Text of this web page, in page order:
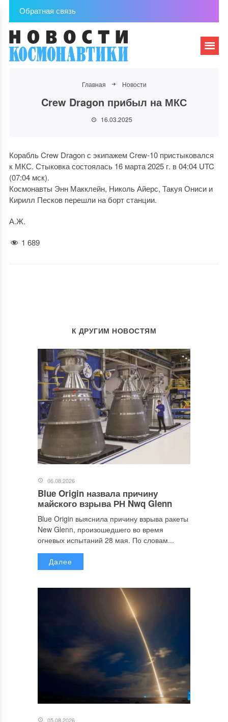
Обратная связь
Главная Новости
Crew Dragon прибыл на МКС
16.03.2025
Корабль Crew Dragon с экипажем Crew-10 пристыковался
к МКС. Стыковка состоялась 16 марта 2025 г. в 04:04 UTC
(07:04 мск).
Космонавты Энн Макклейн, Николь Айерс, Такуя Ониси и
Кирилл Песков перешли на борт станции.
А.Ж.
1 689
К ДРУГИМ НОВОСТЯМ
06.08.2026
Blue Origin назвала причину
майского взрыва РН Nwq Glenn
Blue Origin выяснила причину взрыва ракеты
New Glenn, произошедшего во время
огневых испытаний 28 мая. По словам...
Далее
05.08.2026